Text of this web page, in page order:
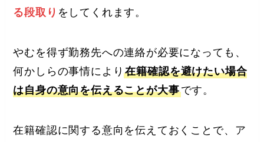
る段取り をしてくれます。
やむを得ず勤務先への連絡が必要になっても、
何かしらの事情により在籍確認を避けたい場合
は自身の意向を伝えることが大事です。
在籍確認に関する意向を伝えておくことで、ア